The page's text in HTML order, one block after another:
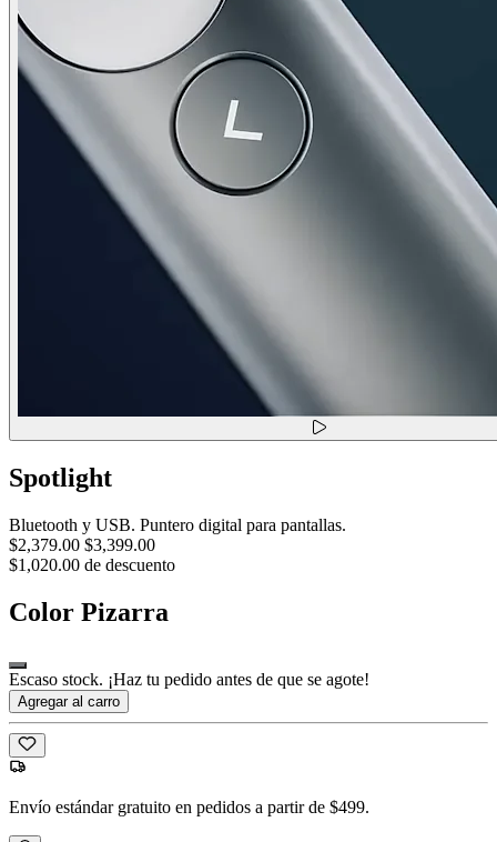
Spotlight
Bluetooth y USB. Puntero digital para pantallas.
$2,379.00 $3,399.00
$1,020.00 de descuento
Color Pizarra
Escaso stock. ¡Haz tu pedido antes de que se agote!
Agregar al carro
Envío estándar gratuito en pedidos a partir de $499.